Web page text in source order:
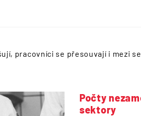
pracovníci se přesouvají i mezi
Počty
sektory